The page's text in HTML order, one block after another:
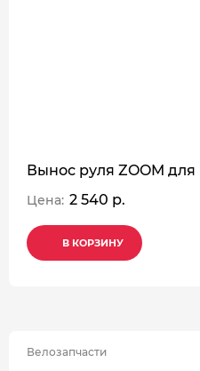
Вынос руля ZOOM для
Цена: 2 540 р.
В КОРЗИНУ
В КОРЗИНУ
В КОРЗИНУ
Велозапчасти